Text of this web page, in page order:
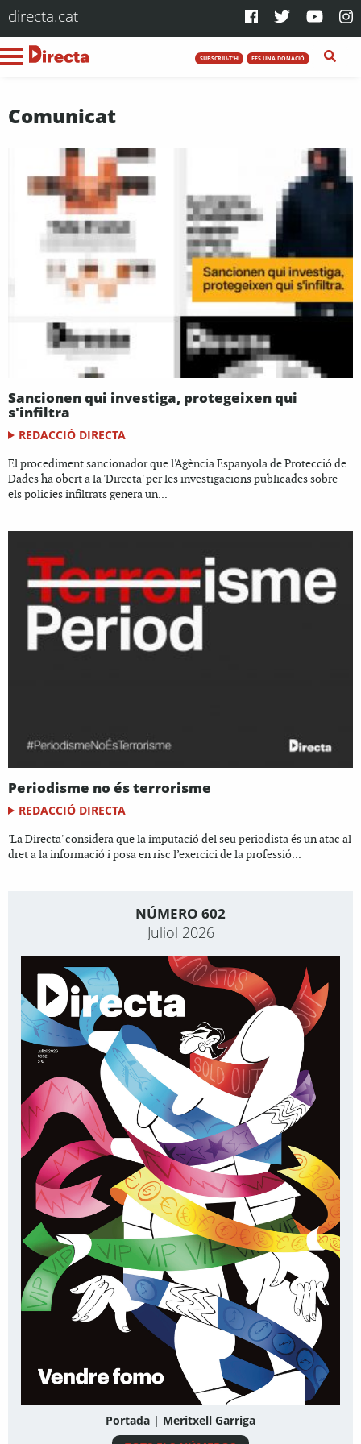
directa.cat
SUBSCRIU-T'HI FES UNA DONACIÓ
Comunicat
Sancionen qui investiga, protegeixen qui
s'infiltra
REDACCIÓ DIRECTA
El procediment sancionador que l'Agència Espanyola de Protecció de
Dades ha obert a la 'Directa' per les investigacions publicades sobre
els policies infiltrats genera un...
Periodisme no és terrorisme
REDACCIÓ DIRECTA
'La Directa' considera que la imputació del seu periodista és un atac al
dret a la informació i posa en risc l’exercici de la professió...
NÚMERO 602
Juliol 2026
Portada | Meritxell Garriga